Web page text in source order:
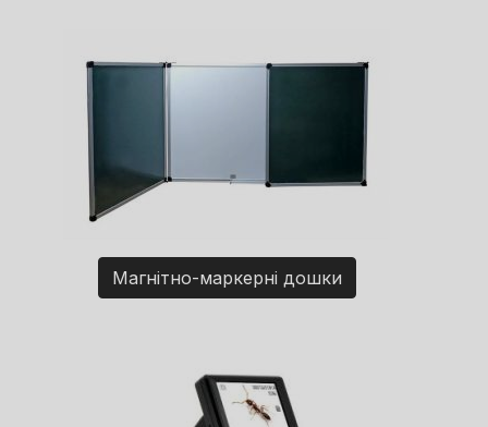
Магнітно-маркерні дошки